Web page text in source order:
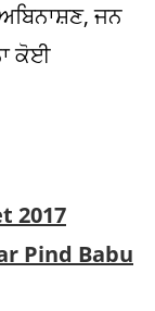
ਜਨ
ਕੋਈ
2017
Pind Babu